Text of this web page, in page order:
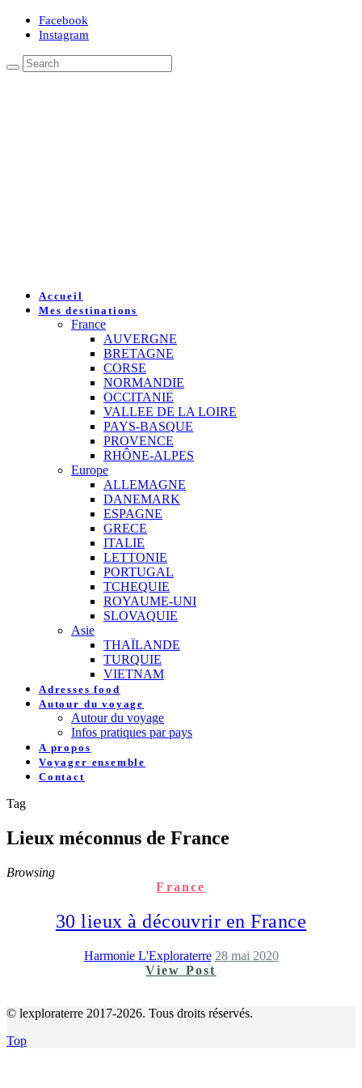
Facebook
Instagram
Accueil
Mes destinations
France
AUVERGNE
BRETAGNE
CORSE
NORMANDIE
OCCITANIE
VALLEE DE LA LOIRE
PAYS-BASQUE
PROVENCE
RHÔNE-ALPES
Europe
ALLEMAGNE
DANEMARK
ESPAGNE
GRECE
ITALIE
LETTONIE
PORTUGAL
TCHEQUIE
ROYAUME-UNI
SLOVAQUIE
Asie
THAÏLANDE
TURQUIE
VIETNAM
Adresses food
Autour du voyage
Autour du voyage
Infos pratiques par pays
A propos
Voyager ensemble
Contact
Tag
Lieux méconnus de France
Browsing
France
30 lieux à découvrir en France
Harmonie L'Exploraterre 28 mai 2020
View Post
© lexploraterre 2017-2026. Tous droits réservés.
Top